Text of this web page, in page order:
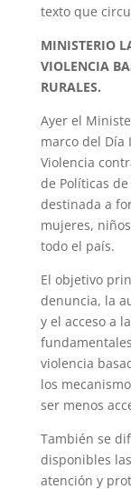
texto que
MINISTERIO
VIOLENCIA
RURALES.
Ayer el
marco del Día
Violencia
de Políticas
destinada a
mujeres,
todo el país.
El objetivo
denuncia, la
y el acceso a
violencia
los
ser menos
También se
disponibles
atención y